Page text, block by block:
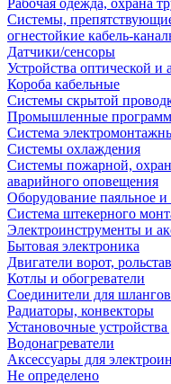
Рабочая одежда, охрана
Системы,
огнестойкие кабель-
Датчики/сенсоры
Устройства оптической и
Короба кабельные
Системы скрытой
Промышленные
Система
Системы охлаждения
Системы пожарной,
аварийного оповещения
Оборудование паяльное и
Система штекерного
Электроинструменты и
Бытовая электроника
Двигатели ворот,
Котлы и обогреватели
Соединители для
Радиаторы, конвекторы
Установочные
Водонагреватели
Аксессуары для
Не определено